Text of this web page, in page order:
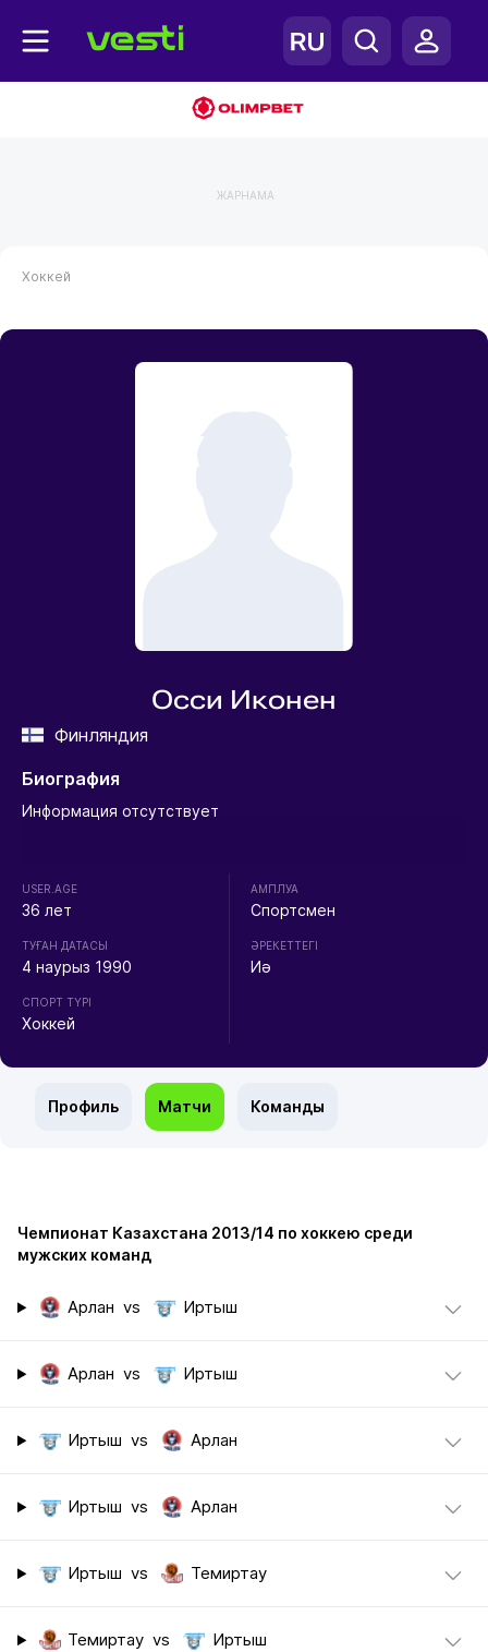
ЖАРНАМА
Хоккей
Осси Иконен
Финляндия
Биография
Информация отсутствует
USER.AGE
36 лет
ТУҒАН ДАТАСЫ
4 наурыз 1990
СПОРТ ТҮРІ
Хоккей
АМПЛУА
Спортсмен
ӘРЕКЕТТЕГІ
Иә
Профиль Матчи Команды
Чемпионат Казахстана 2013/14 по хоккею среди
мужских команд
Арлан vs Иртыш
Арлан vs Иртыш
Иртыш vs Арлан
Иртыш vs Арлан
Иртыш vs Темиртау
Темиртау vs Иртыш